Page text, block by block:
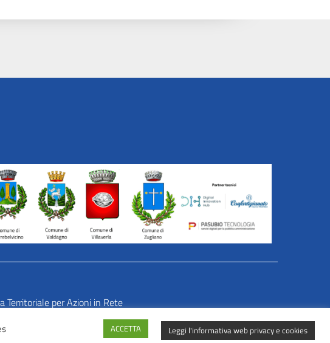
Territoriale per Azioni in Rete
ACCETTA Leggi l'informativa web privacy e cookies